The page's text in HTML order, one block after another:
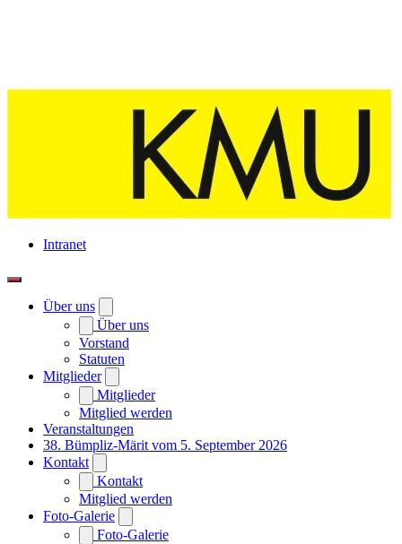
Intranet
Über uns
Über uns
Vorstand
Statuten
Mitglieder
Mitglieder
Mitglied werden
Veranstaltungen
38. Bümpliz-Märit vom 5. September 2026
Kontakt
Kontakt
Mitglied werden
Foto-Galerie
Foto-Galerie